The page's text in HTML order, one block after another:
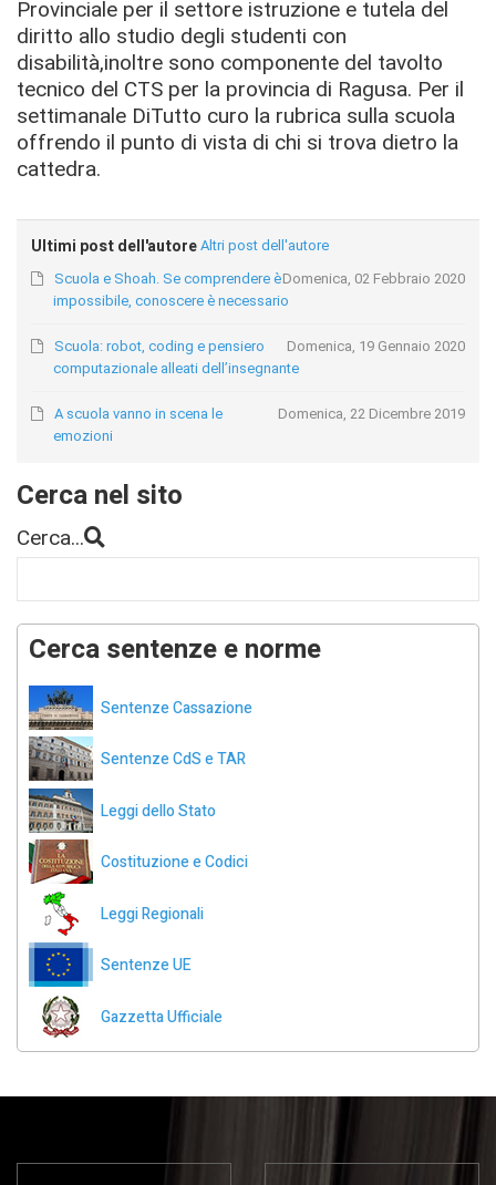
Provinciale per il settore istruzione e tutela del
diritto allo studio degli studenti con
disabilità,inoltre sono componente del tavolto
tecnico del CTS per la provincia di Ragusa. Per il
settimanale DiTutto curo la rubrica sulla scuola
offrendo il punto di vista di chi si trova dietro la
cattedra.
Ultimi post dell'autore Altri post dell'autore
Domenica, 02 Febbraio 2020
Scuola e Shoah. Se comprendere è
impossibile, conoscere è necessario
Domenica, 19 Gennaio 2020
Scuola: robot, coding e pensiero
computazionale alleati dell’insegnante
Domenica, 22 Dicembre 2019
A scuola vanno in scena le
emozioni
Cerca nel sito
Cerca...
Cerca sentenze e norme
Sentenze Cassazione
Sentenze CdS e TAR
Leggi dello Stato
Costituzione e Codici
Leggi Regionali
Sentenze UE
Gazzetta Ufficiale